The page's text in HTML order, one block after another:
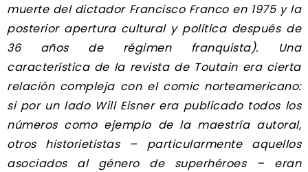
muerte del dictador Francisco Franco en 1975 y la
posterior apertura cultural y política después de
36 años de régimen franquista). Una
característica de la revista de Toutain era cierta
relación compleja con el comic norteamericano:
si por un lado Will Eisner era publicado todos los
números como ejemplo de la maestría autoral,
otros historietistas – particularmente aquellos
asociados al género de superhéroes – eran